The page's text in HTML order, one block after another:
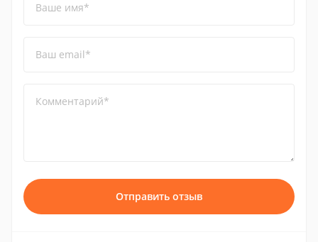
Ваше имя*
Ваш email*
Комментарий*
Отправить отзыв